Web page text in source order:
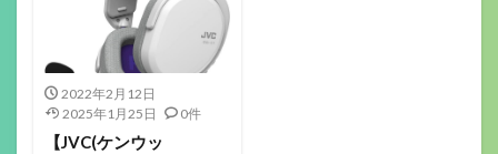
2022年2月12日
2025年1月25日
0件
【JVC(ケンウッ